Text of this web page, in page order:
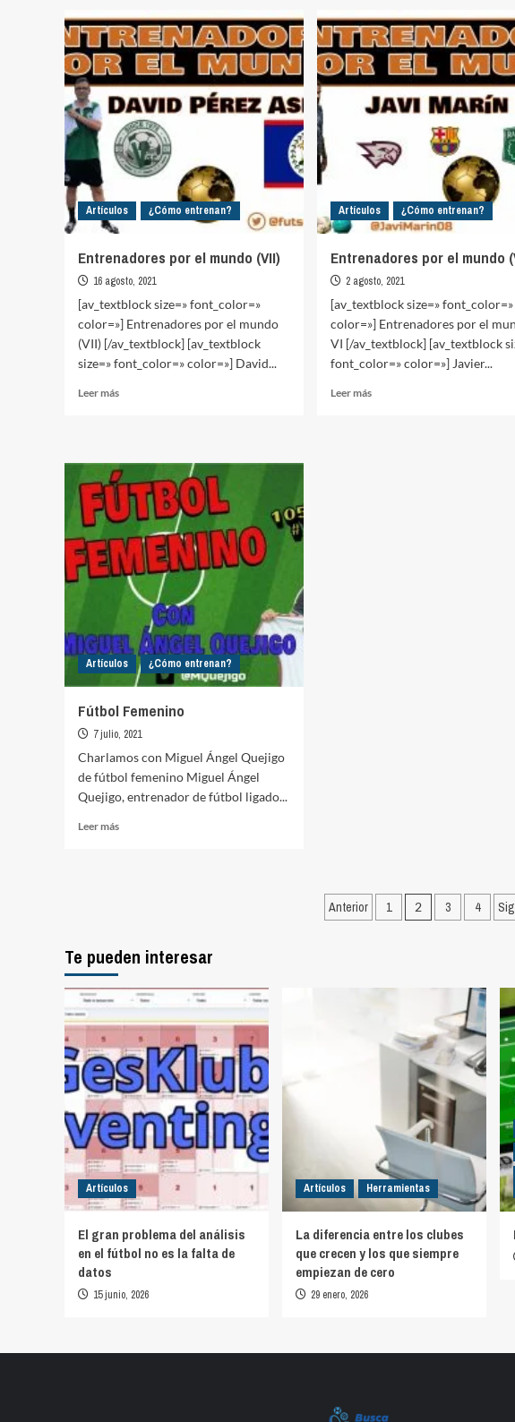
mundo
(X)
mundo
(IX)
Artículos ¿Cómo entrenan?
Entrenadores por el mundo (VII)
16 agosto, 2021
[av_textblock size=» font_color=»
color=»] Entrenadores por el mundo
(VII) [/av_textblock] [av_textblock
size=» font_color=» color=»] David...
Leer másLeer
el
mundo
(VII)
Artículos ¿Cómo entrenan?
Entrenadores por el mundo
2 agosto, 2021
[av_textblock size=» font_color=»
color=»] Entrenadores por el
VI [/av_textblock] [av_textblock
font_color=» color=»] Javier...
Leer másLeer
Artículos ¿Cómo entrenan?
Fútbol Femenino
7 julio, 2021
Charlamos con Miguel Ángel Quejigo
de fútbol femenino Miguel Ángel
Quejigo, entrenador de fútbol ligado...
Leer másLeer
Paginación
Anterior 1 2 3 4
Te pueden interesar
Artículos
El gran problema del análisis
en el fútbol no es la falta de
datos
15 junio, 2026
Artículos Herramientas
La diferencia entre los clubes
que crecen y los que siempre
empiezan de cero
29 enero, 2026